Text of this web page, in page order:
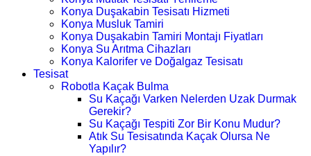
Konya Duşakabin Tesisatı Hizmeti
Konya Musluk Tamiri
Konya Duşakabin Tamiri Montajı Fiyatları
Konya Su Arıtma Cihazları
Konya Kalorifer ve Doğalgaz Tesisatı
Tesisat
Robotla Kaçak Bulma
Su Kaçağı Varken Nelerden Uzak Durmak
Gerekir?
Su Kaçağı Tespiti Zor Bir Konu Mudur?
Atık Su Tesisatında Kaçak Olursa Ne
Yapılır?